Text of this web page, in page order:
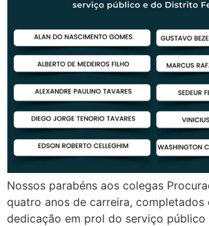
Nossos parabéns aos colegas
quatro anos de carreira, completados
dedicação em prol do serviço